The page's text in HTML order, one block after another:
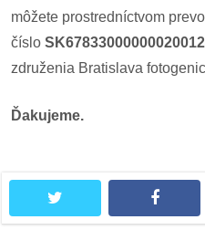
protesty
granty
pozvánky
zákony
môžete prostredníctvom
číslo
združenia Bratislava
Ďakujeme.